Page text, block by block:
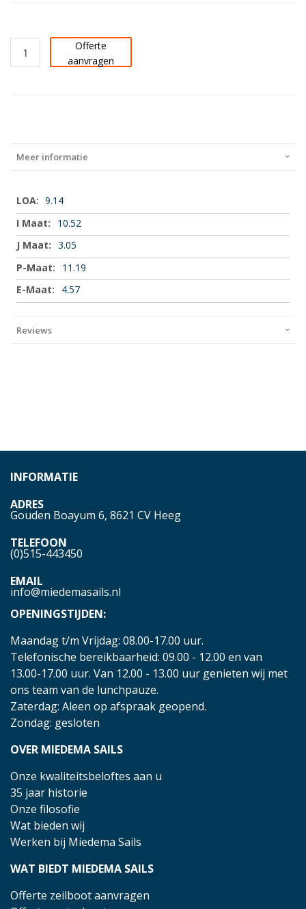
Offerte
aanvragen
Meer informatie
Meer
informatie
9.14
10.52
3.05
11.19
4.57
Reviews
INFORMATIE
ADRES
Gouden Boayum 6, 8621 CV Heeg
TELEFOON
(0)515-443450
EMAIL
info@miedemasails.nl
OPENINGSTIJDEN:
Maandag t/m Vrijdag: 08.00-17.00 uur.
Telefonische bereikbaarheid: 09.00 - 12.00 en van
13.00-17.00 uur. Van 12.00 - 13.00 uur genieten wij met
ons team van de lunchpauze.
Zaterdag: Aleen op afspraak geopend.
Zondag: gesloten
OVER MIEDEMA SAILS
Onze kwaliteitsbeloftes aan u
35 jaar historie
Onze filosofie
Wat bieden wij
Werken bij Miedema Sails
WAT BIEDT MIEDEMA SAILS
Offerte zeilboot aanvragen